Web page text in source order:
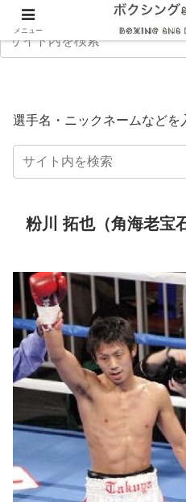
選手名・ニックネームなどを
粉川 拓也（角海老宝
メニュー